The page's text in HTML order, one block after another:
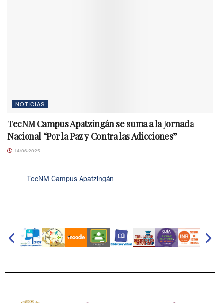
NOTICIAS
TecNM Campus Apatzingán se suma a la Jornada
Nacional “Por la Paz y Contra las Adicciones”
14/06/2025
TecNM Campus Apatzingán